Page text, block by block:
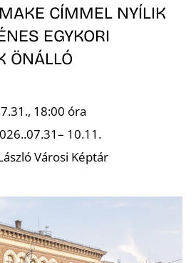
CÍMMEL NYÍLIK
EGYKORI
ÖNÁLLÓ
18:00 óra
10.11.
Városi Képtár